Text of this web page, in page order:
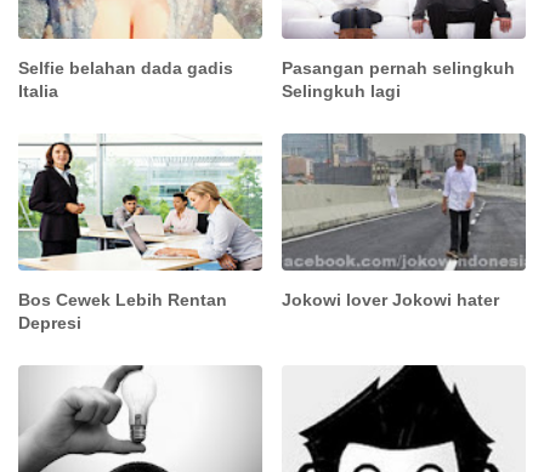
Selfie belahan dada gadis
Italia
Pasangan pernah selingkuh
Selingkuh lagi
Bos Cewek Lebih Rentan
Depresi
Jokowi lover Jokowi hater